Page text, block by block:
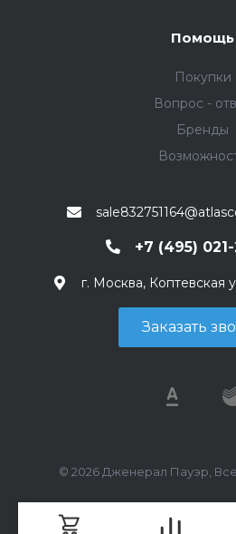
Помощь
Покупки
Вопрос -
Бренды
+7 (495)
г. Москва, Коптевская
Заказать
© 2026 Дженерал Пауэр,